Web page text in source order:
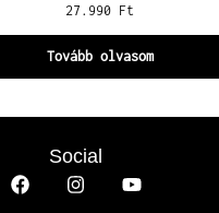
27.990 Ft
Tovább olvasom
Social